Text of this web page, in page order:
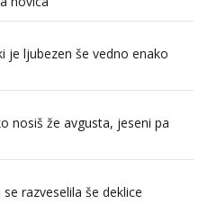
je ljubezen še vedno enako
nosiš že avgusta, jeseni pa
razveselila še deklice